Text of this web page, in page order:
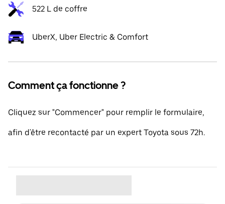
522 L de coffre
UberX, Uber Electric & Comfort
Comment ça fonctionne ?
Cliquez sur "Commencer" pour remplir le formulaire,
afin d'être recontacté par un expert Toyota sous 72h.